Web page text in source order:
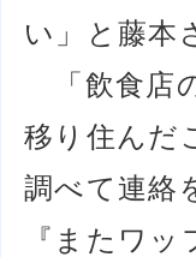
い」と藤本
「飲食店
移り住んだ
調べて連絡
『またワ